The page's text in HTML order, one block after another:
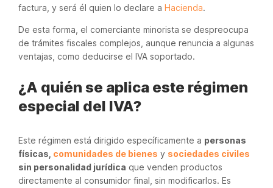
factura, y será él quien lo declare a Hacienda.
De esta forma, el comerciante minorista se despreocupa
de trámites fiscales complejos, aunque renuncia a algunas
ventajas, como deducirse el IVA soportado.
¿A quién se aplica este régimen
especial del IVA?
Este régimen está dirigido específicamente a personas
físicas, comunidades de bienes y sociedades civiles
sin personalidad jurídica que venden productos
directamente al consumidor final, sin modificarlos. Es